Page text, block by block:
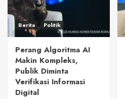
Berita Politik
Perang Algoritma AI
Makin Kompleks,
Publik Diminta
Verifikasi Informasi
Digital